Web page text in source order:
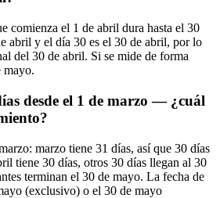
comienza el 1 de abril dura hasta el 30
abril y el día 30 es el 30 de abril, por lo
del 30 de abril. Si se mide de forma
mayo.
desde el 1 de marzo — ¿cuál
marzo tiene 31 días, así que 30 días
tiene 30 días, otros 30 días llegan al 30
terminan el 30 de mayo. La fecha de
(exclusivo) o el 30 de mayo